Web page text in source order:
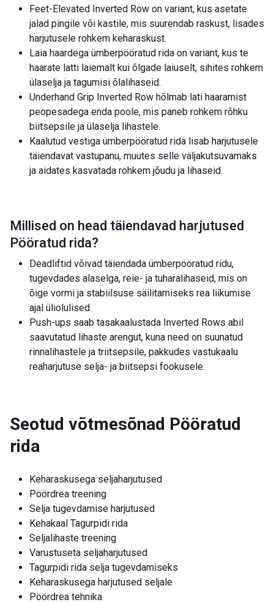
Feet-Elevated Inverted Row on variant, kus asetate
jalad pingile või kastile, mis suurendab raskust, lisades
harjutusele rohkem keharaskust.
Laia haardega ümberpööratud rida on variant, kus te
haarate latti laiemalt kui õlgade laiuselt, sihites rohkem
ülaselja ja tagumisi õlalihaseid.
Underhand Grip Inverted Row hõlmab lati haaramist
peopesadega enda poole, mis paneb rohkem rõhku
biitsepsile ja ülaselja lihastele.
Kaalutud vestiga ümberpööratud rida lisab harjutusele
täiendavat vastupanu, muutes selle väljakutsuvamaks
ja aidates kasvatada rohkem jõudu ja lihaseid.
Millised on head täiendavad harjutused
Pööratud rida?
Deadliftid võivad täiendada ümberpööratud ridu,
tugevdades alaselga, reie- ja tuharalihaseid, mis on
õige vormi ja stabiilsuse säilitamiseks rea liikumise
ajal üliolulised.
Push-ups saab tasakaalustada Inverted Rows abil
saavutatud lihaste arengut, kuna need on suunatud
rinnalihastele ja triitsepsile, pakkudes vastukaalu
reaharjutuse selja- ja biitsepsi fookusele.
Seotud võtmesõnad Pööratud
rida
Keharaskusega seljaharjutused
Pöördrea treening
Selja tugevdamise harjutused
Kehakaal Tagurpidi rida
Seljalihaste treening
Varustuseta seljaharjutused
Tagurpidi rida selja tugevdamiseks
Keharaskusega harjutused seljale
Pöördrea tehnika